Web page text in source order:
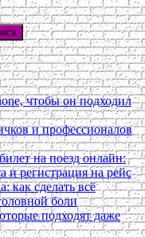
чтобы он подходил
и профессионалов
на поезд онлайн:
и регистрация на рейс
как сделать всё
боли
подходят даже